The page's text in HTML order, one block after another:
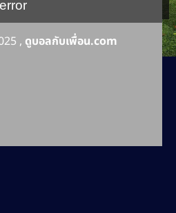
, ดูบอลกับเพื่อน.com